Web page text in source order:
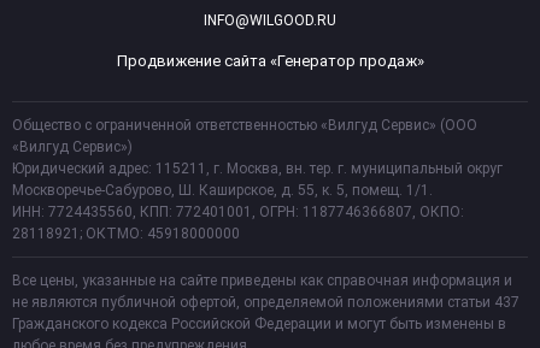
INFO@WILGOOD.RU
Продвижение сайта «Генератор продаж»
Общество с ограниченной ответственностью «Вилгуд Сервис» (ООО
«Вилгуд Сервис»)
Юридический адрес: 115211, г. Москва, вн. тер. г. муниципальный округ
Москворечье-Сабурово, Ш. Каширское, д. 55, к. 5, помещ. 1/1.
ИНН: 7724435560, КПП: 772401001, ОГРН: 1187746366807, ОКПО:
28118921; ОКТМО: 45918000000
Все цены, указанные на сайте приведены как справочная информация и
не являются публичной офертой, определяемой положениями статьи 437
Гражданского кодекса Российской Федерации и могут быть изменены в